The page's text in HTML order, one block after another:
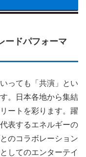
ードパフォーマ
っても「共演」とい
。日本各地から集結
ートを彩ります。躍
表するエネルギーの
のコラボレーション
してのエンターテイ